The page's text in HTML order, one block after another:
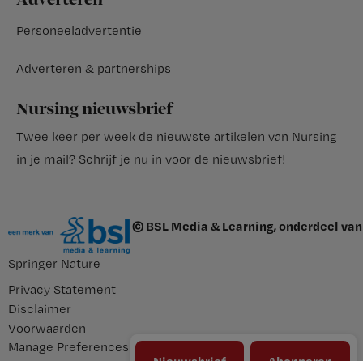
Personeeladvertentie
Adverteren & partnerships
Nursing nieuwsbrief
Twee keer per week de nieuwste artikelen van Nursing
in je mail? Schrijf je nu in voor de nieuwsbrief!
© BSL Media & Learning, onderdeel van
Springer Nature
Privacy Statement
Disclaimer
Voorwaarden
Manage Preferences